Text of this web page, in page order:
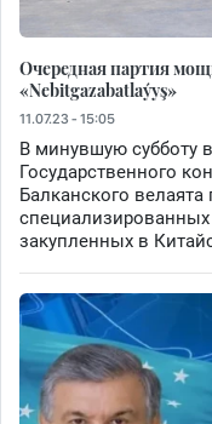
Очередная партия
«Nebitgazabatlaýyş»
11.07.23 - 15:05
В минувшую субботу
Государственного
Балканского
закупленных в